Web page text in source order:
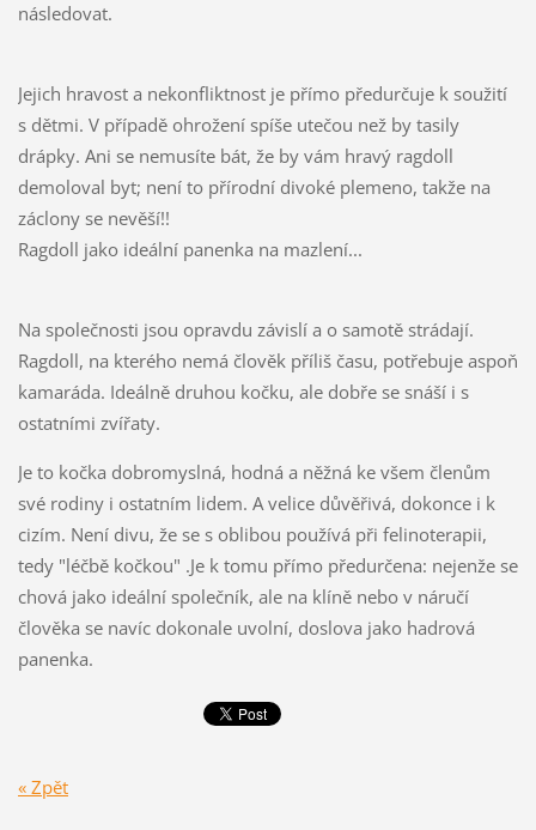
následovat.
Jejich hravost a nekonfliktnost je přímo předurčuje k soužití
s dětmi. V případě ohrožení spíše utečou než by tasily
drápky. Ani se nemusíte bát, že by vám hravý ragdoll
demoloval byt; není to přírodní divoké plemeno, takže na
záclony se nevěší!!
Ragdoll jako ideální panenka na mazlení...
Na společnosti jsou opravdu závislí a o samotě strádají.
Ragdoll, na kterého nemá člověk příliš času, potřebuje aspoň
kamaráda. Ideálně druhou kočku, ale dobře se snáší i s
ostatními zvířaty.
Je to kočka dobromyslná, hodná a něžná ke všem členům
své rodiny i ostatním lidem. A velice důvěřivá, dokonce i k
cizím. Není divu, že se s oblibou používá při felinoterapii,
tedy "léčbě kočkou" .Je k tomu přímo předurčena: nejenže se
chová jako ideální společník, ale na klíně nebo v náručí
člověka se navíc dokonale uvolní, doslova jako hadrová
panenka.
« Zpět